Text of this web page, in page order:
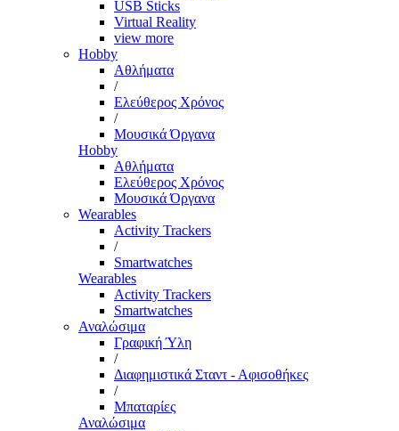
USB Sticks
Virtual Reality
view more
Hobby
Αθλήματα
/
Ελεύθερος Χρόνος
/
Μουσικά Όργανα
Hobby
Αθλήματα
Ελεύθερος Χρόνος
Μουσικά Όργανα
Wearables
Activity Trackers
/
Smartwatches
Wearables
Activity Trackers
Smartwatches
Αναλώσιμα
Γραφική Ύλη
/
Διαφημιστικά Σταντ - Αφισοθήκες
/
Μπαταρίες
Αναλώσιμα